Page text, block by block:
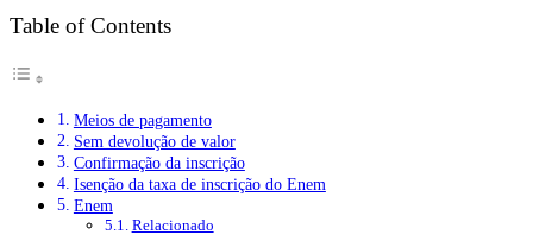
Table of Contents
Meios de pagamento
Sem devolução de valor
Confirmação da inscrição
Isenção da taxa de inscrição do Enem
Enem
Relacionado